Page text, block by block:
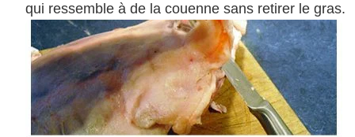
qui ressemble à de la couenne sans retirer le gras.